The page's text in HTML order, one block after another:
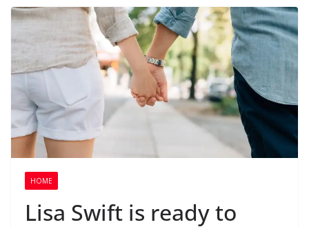
HOME
Lisa Swift is ready to